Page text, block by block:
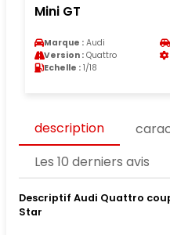
Mini GT
Marque : Audi
Version : Quattro
Echelle : 1/18
description
Les 10 derniers avis
Descriptif Audi Quattro
Star